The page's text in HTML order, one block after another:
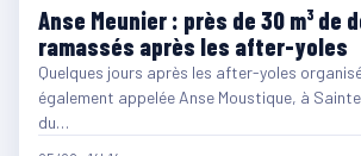
Anse Meunier : près de 30 m³ de
ramassés après les after-yoles
Quelques jours après les after-yoles
également appelée Anse Moustique, à
du…